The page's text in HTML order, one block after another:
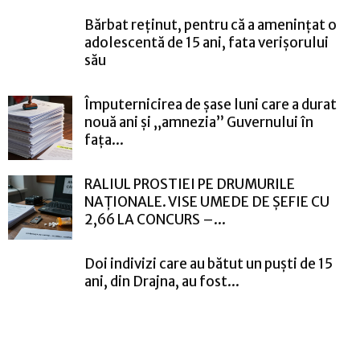
Bărbat reținut, pentru că a amenințat o
adolescentă de 15 ani, fata verișorului
său
Împuternicirea de șase luni care a durat
nouă ani și „amnezia” Guvernului în
fața...
RALIUL PROSTIEI PE DRUMURILE
NAȚIONALE. VISE UMEDE DE ȘEFIE CU
2,66 LA CONCURS –...
Doi indivizi care au bătut un puști de 15
ani, din Drajna, au fost...